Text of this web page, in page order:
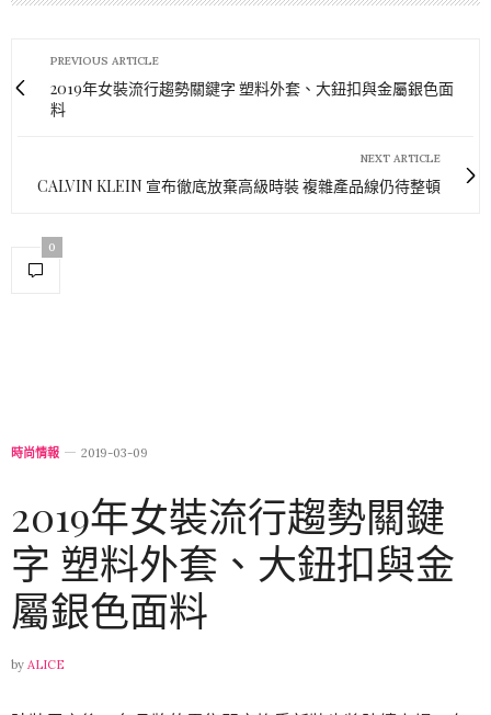
PREVIOUS ARTICLE
2019年女裝流行趨勢關鍵字 塑料外套、大鈕扣與金屬銀色面
料
NEXT ARTICLE
CALVIN KLEIN 宣布徹底放棄高級時裝 複雜產品線仍待整頓
0
時尚情報 2019-03-09
2019年女裝流行趨勢關鍵
字 塑料外套、大鈕扣與金
屬銀色面料
by ALICE